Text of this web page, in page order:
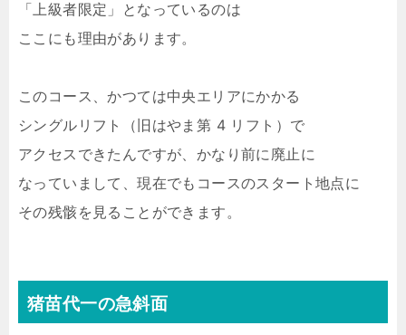
「上級者限定」となっているのは
ここにも理由があります。
このコース、かつては中央エリアにかかる
シングルリフト（旧はやま第 4 リフト）で
アクセスできたんですが、かなり前に廃止に
なっていまして、現在でもコースのスタート地点に
その残骸を見ることができます。
猪苗代一の急斜面